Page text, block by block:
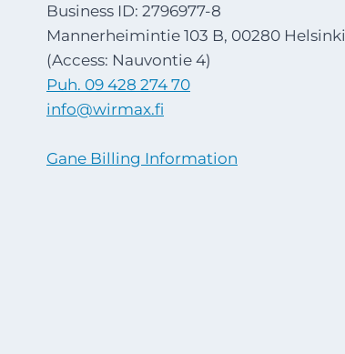
Business ID: 2796977-8
Mannerheimintie 103 B, 00280 Helsinki
(Access: Nauvontie 4)
Puh. 09 428 274 70
info@wirmax.fi
Gane Billing Information